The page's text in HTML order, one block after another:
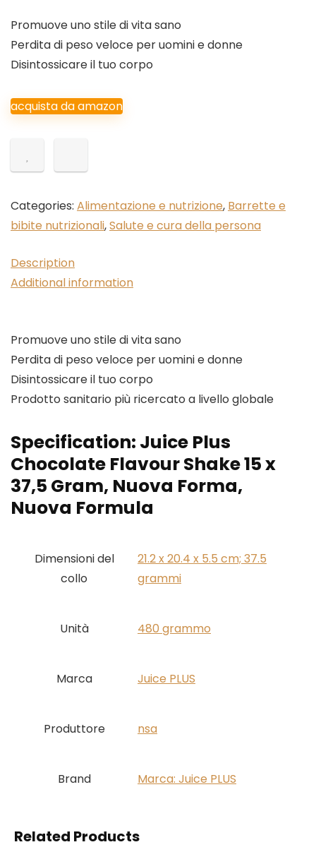
Promuove uno stile di vita sano
Perdita di peso veloce per uomini e donne
Disintossicare il tuo corpo
acquista da amazon
Categories: Alimentazione e nutrizione, Barrette e
bibite nutrizionali,Salute e cura della persona
Description
Additional information
Promuove uno stile di vita sano
Perdita di peso veloce per uomini e donne
Disintossicare il tuo corpo
Prodotto sanitario più ricercato a livello globale
Specification: Juice Plus
Chocolate Flavour Shake 15 x
37,5 Gram, Nuova Forma,
Nuova Formula
Dimensioni del
collo
‎21.2 x 20.4 x 5.5 cm; 37.5
grammi
Unità ‎480 grammo
Marca ‎Juice PLUS
Produttore ‎nsa
Brand Marca: Juice PLUS
Related Products